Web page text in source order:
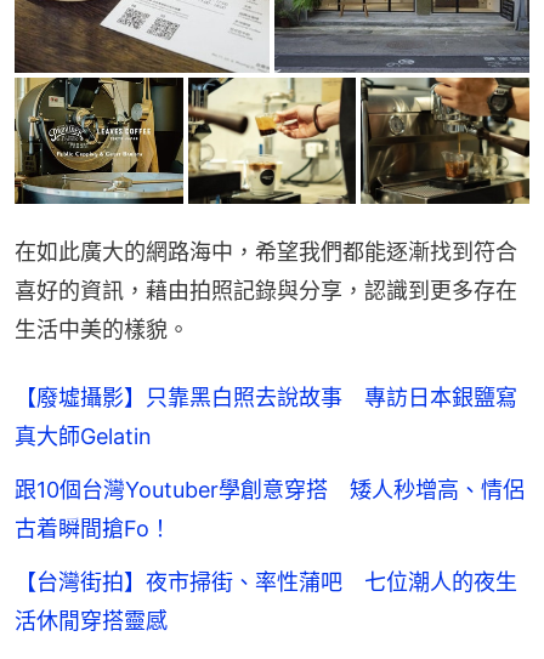
在如此廣大的網路海中，希望我們都能逐漸找到符合
喜好的資訊，藉由拍照記錄與分享，認識到更多存在
生活中美的樣貌。
【廢墟攝影】只靠黑白照去說故事 專訪日本銀鹽寫
真大師Gelatin
跟10個台灣Youtuber學創意穿搭 矮人秒增高、情侶
古着瞬間搶Fo！
【台灣街拍】夜市掃街、率性蒲吧 七位潮人的夜生
活休閒穿搭靈感